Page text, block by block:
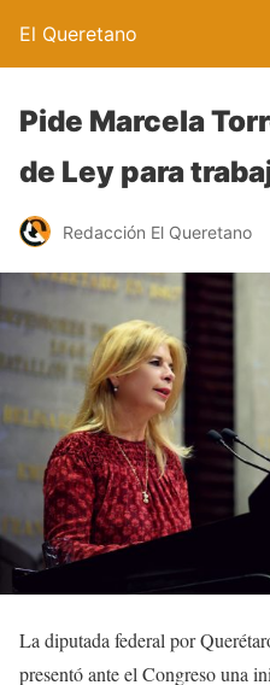
El Queretano
Pide Marcela
de Ley para
Redacción El Queretano
La diputada federal por
presentó ante el Congreso una